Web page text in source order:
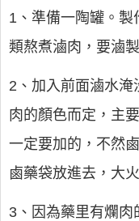
1、準備一陶罐。
類熬煮滷肉，要滷
2、加入前面滷水
肉的顏色而定，主
一定要加的，不然
鹵藥袋放進去，大
3、因為藥里有爛